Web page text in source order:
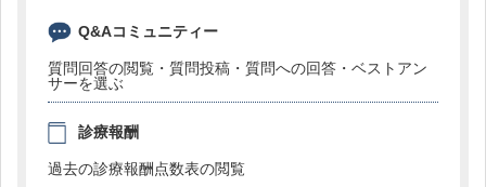
Q&Aコミュニティー
質問回答の閲覧・質問投稿・質問への回答・ベストアン
サーを選ぶ
診療報酬
過去の診療報酬点数表の閲覧